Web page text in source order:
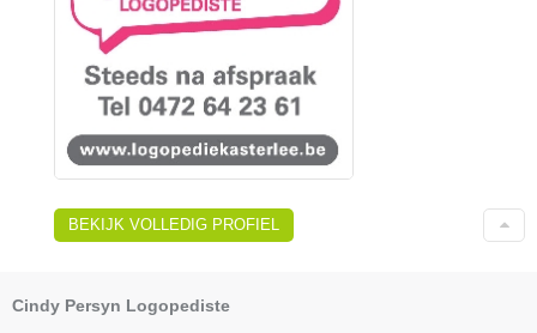
BEKIJK VOLLEDIG PROFIEL
Cindy Persyn Logopediste